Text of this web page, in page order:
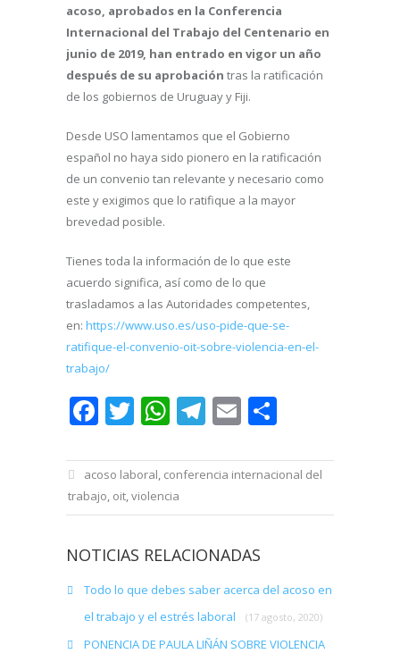
acoso, aprobados en la Conferencia
Internacional del Trabajo del Centenario en
junio de 2019, han entrado en vigor un año
después de su aprobación tras la ratificación
de los gobiernos de Uruguay y Fiji.
Desde USO lamentamos que el Gobierno
español no haya sido pionero en la ratificación
de un convenio tan relevante y necesario como
este y exigimos que lo ratifique a la mayor
brevedad posible.
Tienes toda la información de lo que este
acuerdo significa, así como de lo que
trasladamos a las Autoridades competentes,
en: https://www.uso.es/uso-pide-que-se-
ratifique-el-convenio-oit-sobre-violencia-en-el-
trabajo/
Facebook
Twitter
WhatsApp
Telegram
Email
acoso laboral, conferencia internacional del
trabajo, oit,violencia
NOTICIAS RELACIONADAS
Todo lo que debes saber acerca del acoso en
el trabajo y el estrés laboral
(17 agosto, 2020)
PONENCIA DE PAULA LIÑÁN SOBRE VIOLENCIA